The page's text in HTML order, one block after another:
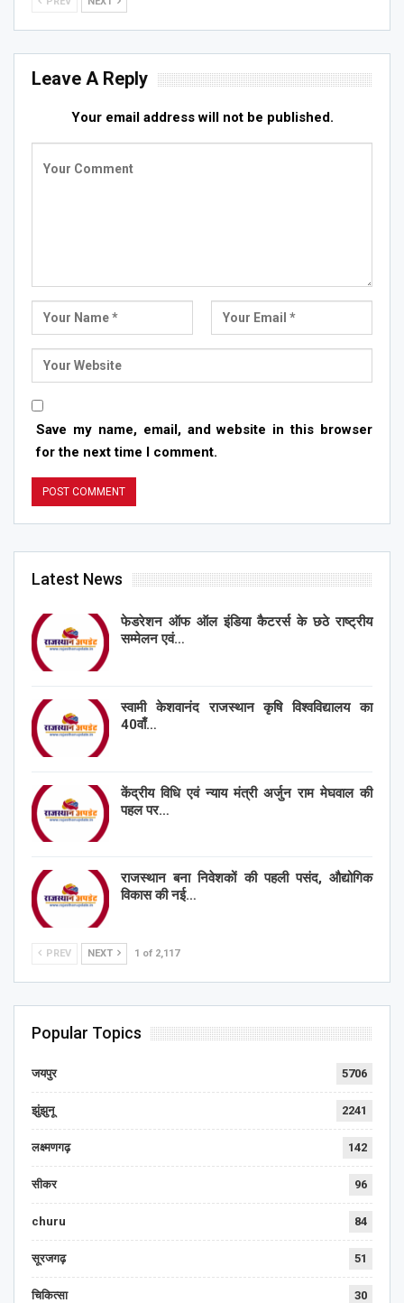
Leave A Reply
Your email address will not be published.
Save my name, email, and website in this browser
for the next time I comment.
Latest News
फेडरेशन ऑफ ऑल इंडिया कैटरर्स के छठे राष्ट्रीय
सम्मेलन एवं…
स्वामी केशवानंद राजस्थान कृषि विश्वविद्यालय का
40वाँ…
केंद्रीय विधि एवं न्याय मंत्री अर्जुन राम मेघवाल की
पहल पर…
राजस्थान बना निवेशकों की पहली पसंद, औद्योगिक
विकास की नई…
PREV NEXT 1 of 2,117
Popular Topics
जयपुर 5706
झुंझुनू 2241
लक्ष्मणगढ़ 142
सीकर 96
churu 84
सूरजगढ़ 51
चिकित्सा 30